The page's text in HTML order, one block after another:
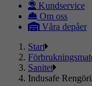
Kundservice
Om oss
Våra depåer
Start
Sanitet
Indusafe